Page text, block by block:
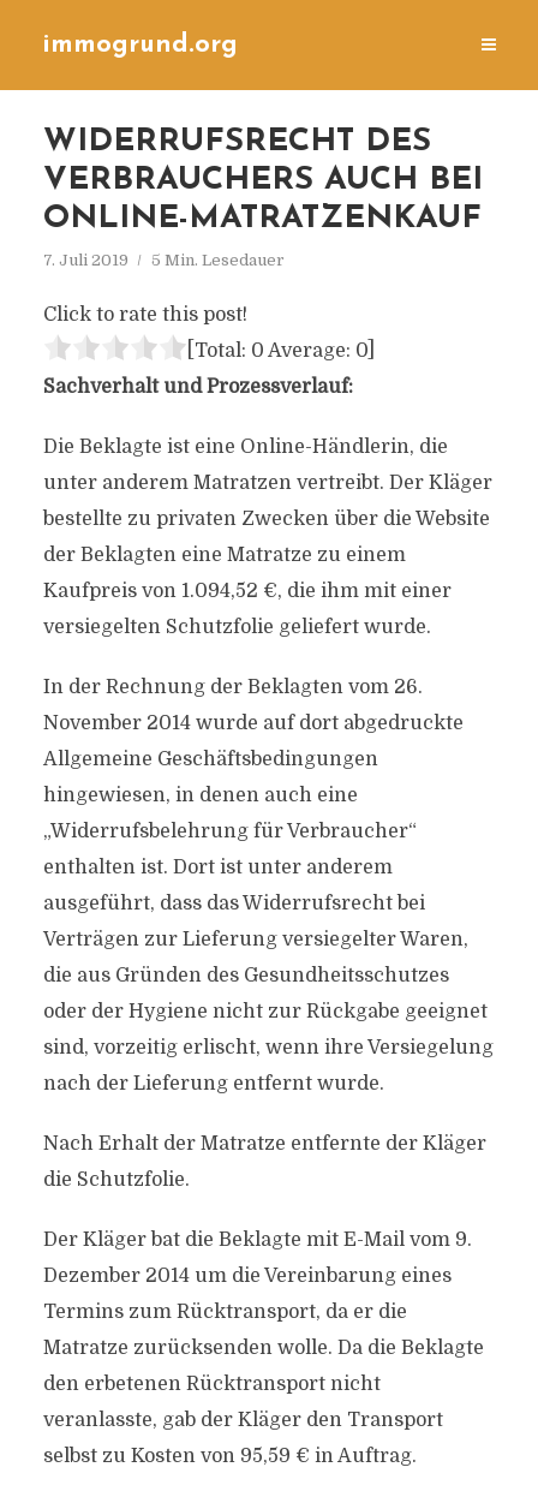
immogrund.org
WIDERRUFSRECHT DES
VERBRAUCHERS AUCH BEI
ONLINE-MATRATZENKAUF
7. Juli 2019 5 Min. Lesedauer
Click to rate this post!
[Total: 0 Average: 0]
Sachverhalt und Prozessverlauf:
Die Beklagte ist eine Online-Händlerin, die
unter anderem Matratzen vertreibt. Der Kläger
bestellte zu privaten Zwecken über die Website
der Beklagten eine Matratze zu einem
Kaufpreis von 1.094,52 €, die ihm mit einer
versiegelten Schutzfolie geliefert wurde.
In der Rechnung der Beklagten vom 26.
November 2014 wurde auf dort abgedruckte
Allgemeine Geschäftsbedingungen
hingewiesen, in denen auch eine
„Widerrufsbelehrung für Verbraucher“
enthalten ist. Dort ist unter anderem
ausgeführt, dass das Widerrufsrecht bei
Verträgen zur Lieferung versiegelter Waren,
die aus Gründen des Gesundheitsschutzes
oder der Hygiene nicht zur Rückgabe geeignet
sind, vorzeitig erlischt, wenn ihre Versiegelung
nach der Lieferung entfernt wurde.
Nach Erhalt der Matratze entfernte der Kläger
die Schutzfolie.
Der Kläger bat die Beklagte mit E-Mail vom 9.
Dezember 2014 um die Vereinbarung eines
Termins zum Rücktransport, da er die
Matratze zurücksenden wolle. Da die Beklagte
den erbetenen Rücktransport nicht
veranlasste, gab der Kläger den Transport
selbst zu Kosten von 95,59 € in Auftrag.